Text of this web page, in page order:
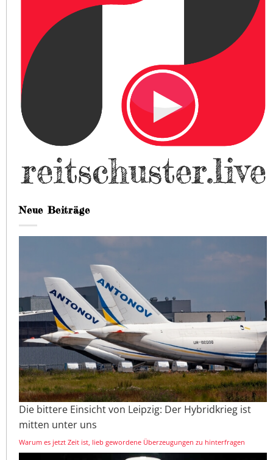
Neue Beiträge
Die bittere Einsicht von Leipzig: Der Hybridkrieg ist
mitten unter uns
Warum es jetzt Zeit ist, lieb gewordene Überzeugungen zu hinterfragen